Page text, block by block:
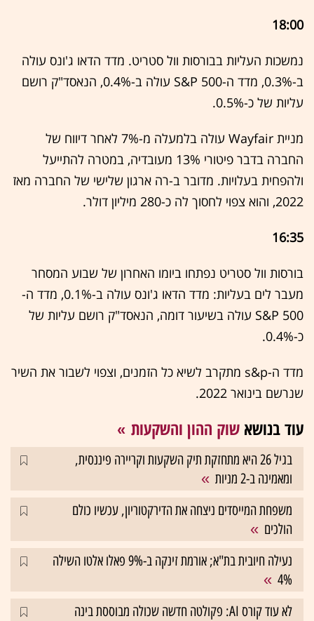
18:00
נמשכות העליות בבורסות וול סטריט. מדד הדאו ג'ונס עולה
ב-0.3%, מדד ה-S&P 500 עולה ב-0.4%, הנאסד"ק רושם
עליות של כ-0.5%.
מניית Wayfair עולה בלמעלה מ-7% לאחר דיווח של
החברה בדבר פיטורי 13% מעובדיה, במטרה להתייעל
ולהפחית בעלויות. מדובר ב-רה ארגון שלישי של החברה מאז
2022, והוא צפוי לחסוך לה כ-280 מיליון דולר.
16:35
בורסות וול סטריט נפתחו ביומו האחרון של שבוע המסחר
מעבר לים בעליות: מדד הדאו ג'ונס עולה ב-0.1%, מדד ה-
S&P 500 עולה בשיעור דומה, הנאסד"ק רושם עליות של
כ-0.4%.
מדד ה-s&p מתקרב לשיא כל הזמנים, וצפוי לשבור את השיר
שנרשם בינואר 2022.
עוד בנושא שוק ההון והשקעות
בגיל 26 היא מתחזקת תיק השקעות וקריירה פיננסית,
ומאמינה ב-2 מניות
משפחת המייסדים ניצחה את הדירקטוריון, עכשיו כולם
הולכים
נעילה חיובית בת"א; אורמת זינקה ב-9% פאלו אלטו השילה
4%
לא עוד קורס AI: פקולטה חדשה שכולה מבוססת בינה